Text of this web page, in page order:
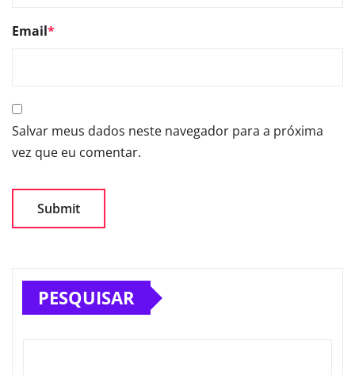
Email*
Salvar meus dados neste navegador para a próxima
vez que eu comentar.
PESQUISAR